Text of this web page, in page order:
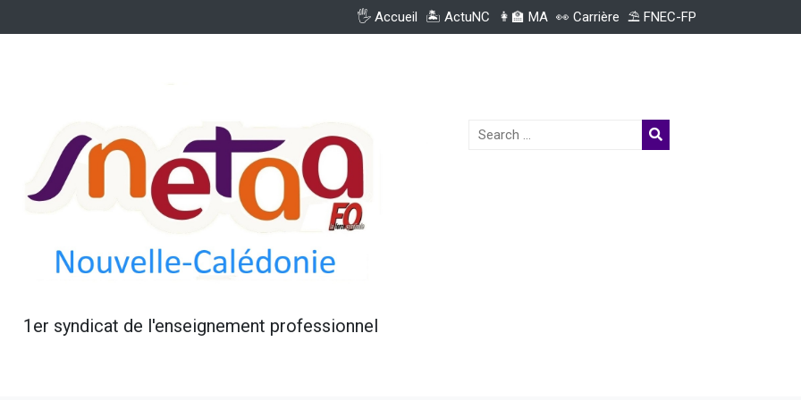
🖐️ Accueil 🏝️ ActuNC 👩‍🏫 MA 👀 Carrière ⛱️ FNEC-FP
1er syndicat de l'enseignement professionnel
Search